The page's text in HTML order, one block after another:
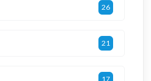
26
21
17